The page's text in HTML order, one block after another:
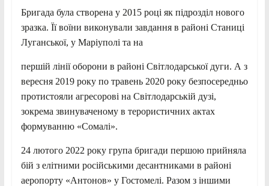
Бригада була створена у 2015 році як підрозділ нового
зразка. Її воїни виконували завдання в районі Станиці
Луганської, у Маріуполі та на
першій лінії оборони в районі Світлодарської дуги. А з
вересня 2019 року по травень 2020 року безпосередньо
протистояли агресорові на Світлодарській дузі,
зокрема звинуваченому в терористичних актах
формуванню «Сомалі».
24 лютого 2022 року група бригади першою прийняла
бій з елітними російськими десантниками в районі
аеропорту «Антонов» у Гостомелі. Разом з іншими